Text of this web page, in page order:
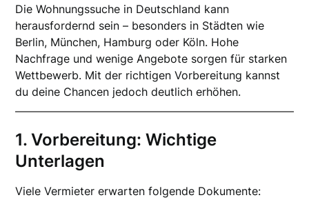
Die Wohnungssuche in Deutschland kann
herausfordernd sein – besonders in Städten wie
Berlin, München, Hamburg oder Köln. Hohe
Nachfrage und wenige Angebote sorgen für starken
Wettbewerb. Mit der richtigen Vorbereitung kannst
du deine Chancen jedoch deutlich erhöhen.
1. Vorbereitung: Wichtige
Unterlagen
Viele Vermieter erwarten folgende Dokumente: